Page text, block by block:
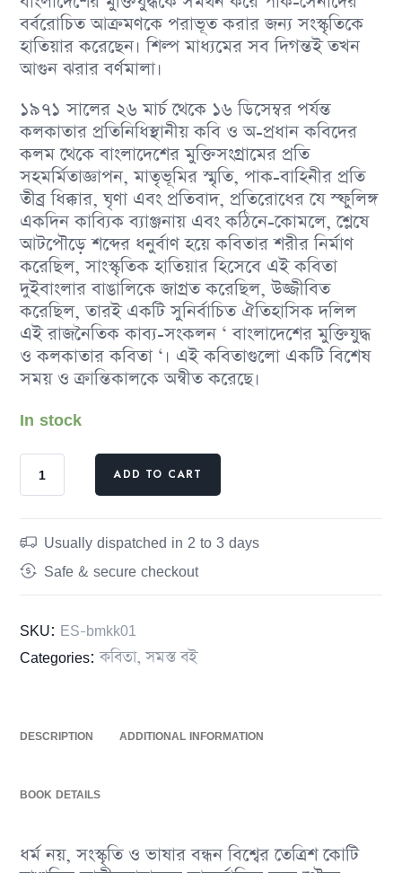
বর্বরােচিত আক্রমণকে পরাভূত করার জন্য সংস্কৃতিকে
হাতিয়ার করেছেন। শিল্প মাধ্যমের সব দিগন্তই তখন
আগুন ঝরার বর্ণমালা।
১৯৭১ সালের ২৬ মার্চ থেকে ১৬ ডিসেম্বর পর্যন্ত
কলকাতার প্রতিনিধিস্থানীয় কবি ও অ-প্রধান কবিদের
কলম থেকে বাংলাদেশের মুক্তিসংগ্রামের প্রতি
সহমর্মিতাজ্ঞাপন, মাতৃভূমির স্মৃতি, পাক-বাহিনীর প্রতি
তীব্র ধিক্কার, ঘৃণা এবং প্রতিবাদ, প্রতিরােধের যে স্ফুলিঙ্গ
একদিন কাব্যিক ব্যাঞ্জনায় এবং কঠিনে-কোমলে, শ্লেষে
আটপৌড়ে শব্দের ধনুর্বাণ হয়ে কবিতার শরীর নির্মাণ
করেছিল, সাংস্কৃতিক হাতিয়ার হিসেবে এই কবিতা
দুইবাংলার বাঙালিকে জাগ্রত করেছিল, উজ্জীবিত
করেছিল, তারই একটি সুনির্বাচিত ঐতিহাসিক দলিল
এই রাজনৈতিক কাব্য-সংকলন ‘ বাংলাদেশের মুক্তিযুদ্ধ
ও কলকাতার কবিতা ‘। এই কবিতাগুলাে একটি বিশেষ
সময় ও ক্রান্তিকালকে অন্বীত করেছে।
In stock
ADD TO CART
Usually dispatched in 2 to 3 days
Safe & secure checkout
SKU: ES-bmkk01
Categories: কবিতা,সমস্ত বই
DESCRIPTION ADDITIONAL INFORMATION
BOOK DETAILS
ধর্ম নয়, সংস্কৃতি ও ভাষার বন্ধন বিশ্বের তেত্রিশ কোটি